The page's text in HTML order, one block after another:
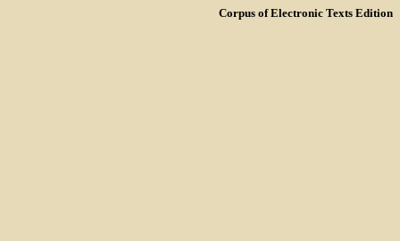
Corpus of Electronic Texts Edition